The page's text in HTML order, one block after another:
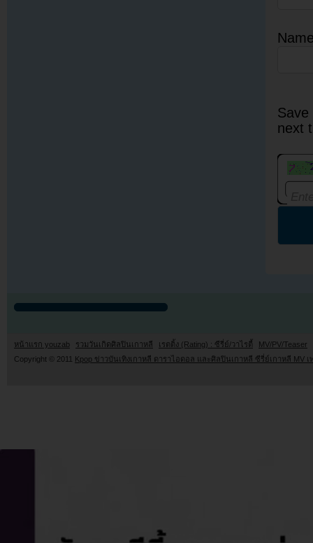
next
หน้าแรก youzab รวมวันเกิดศิลปินเกาหลี เรตติ้ง (Rating) : ซีรี่ย์/วาไรตี้
MV/PV/Teaser
Copyright © 2011
Kpop ข่าวบันเทิงเกาหลี ดาราไอดอล และศิลปินเกาหลี ซีรี่ย์เกาหลี MV